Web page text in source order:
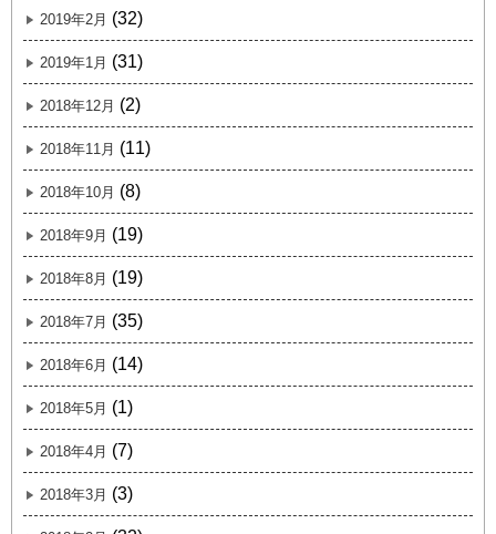
2019年2月 (32)
2019年1月 (31)
2018年12月 (2)
2018年11月 (11)
2018年10月 (8)
2018年9月 (19)
2018年8月 (19)
2018年7月 (35)
2018年6月 (14)
2018年5月 (1)
2018年4月 (7)
2018年3月 (3)